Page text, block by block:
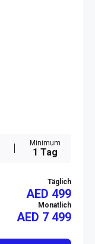
Minimum
1 Tag
Täglich
AED 499
Monatlich
AED 7 499